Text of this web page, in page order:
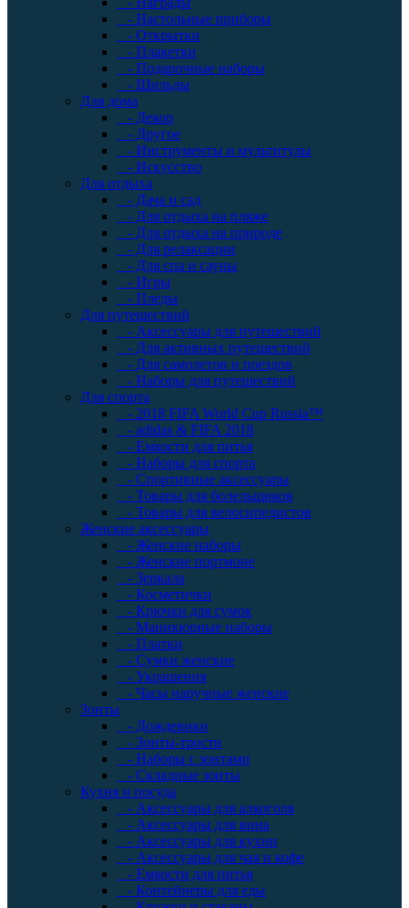
- Настольные приборы
- Открытки
- Плакетки
- Подарочные наборы
- Шильды
Для дома
- Декор
- Другое
- Инструменты и мультитулы
- Искусство
Для отдыха
- Дача и сад
- Для отдыха на пляже
- Для отдыха на природе
- Для релаксации
- Для спа и сауны
- Игры
- Пледы
Для путешествий
- Аксессуары для путешествий
- Для активных путешествий
- Для самолетов и поездов
- Наборы для путешествий
Для спорта
- 2018 FIFA World Cup Russia™
- adidas & FIFA 2018
- Емкости для питья
- Наборы для спорта
- Спортивные аксессуары
- Товары для болельщиков
- Товары для велосипедистов
Женские аксессуары
- Женские наборы
- Женские портмоне
- Зеркала
- Косметички
- Крючки для сумок
- Маникюрные наборы
- Платки
- Сумки женские
- Украшения
- Часы наручные женские
Зонты
- Дождевики
- Зонты-трости
- Наборы с зонтами
- Складные зонты
Кухня и посуда
- Аксессуары для алкоголя
- Аксессуары для вина
- Аксессуары для кухни
- Аксессуары для чая и кофе
- Емкости для питья
- Контейнеры для еды